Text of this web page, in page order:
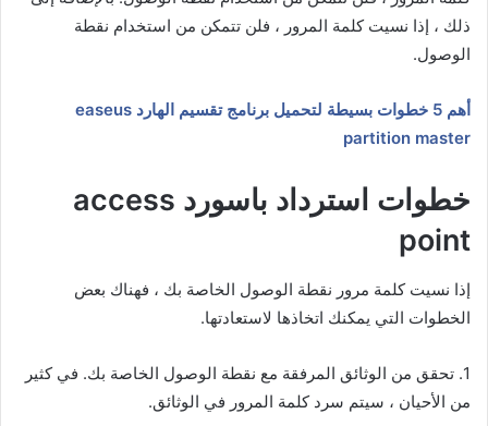
ذلك ، إذا نسيت كلمة المرور ، فلن تتمكن من استخدام نقطة
الوصول.
أهم 5 خطوات بسيطة لتحميل برنامج تقسيم الهارد easeus
partition master
خطوات استرداد باسورد access
point
إذا نسيت كلمة مرور نقطة الوصول الخاصة بك ، فهناك بعض
الخطوات التي يمكنك اتخاذها لاستعادتها.
1. تحقق من الوثائق المرفقة مع نقطة الوصول الخاصة بك. في كثير
من الأحيان ، سيتم سرد كلمة المرور في الوثائق.